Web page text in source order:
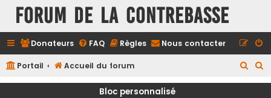
FORUM DE LA CONTREBASSE
Donateurs FAQ Règles Nous contacter
Portail Accueil du forum
e
e
Bloc personnalisé